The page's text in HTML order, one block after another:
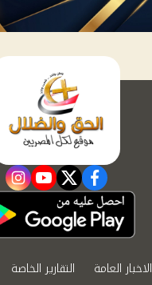
facebook
twitter
الاخبار العامة التقارير الخاصة